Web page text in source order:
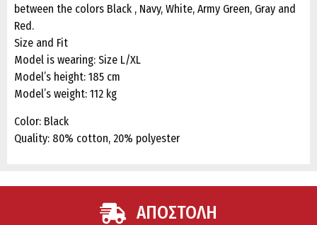
between the colors Black , Navy, White, Army Green, Gray and
Red.
Size and Fit
Model is wearing: Size L/XL
Model’s height: 185 cm
Model’s weight: 112 kg
Color: Black
Quality: 80% cotton, 20% polyester
ΑΠΟΣΤΟΛΗ